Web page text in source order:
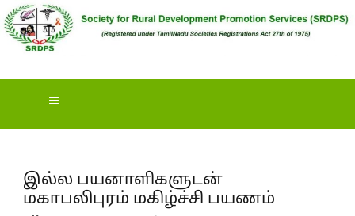
S OCIETY FOR RURAL
DEVELOPMENT
(SRDPS)
இல்ல பயனாளிகளுடன்
மகாபலிபுரம் மகிழ்ச்சி பயணம்